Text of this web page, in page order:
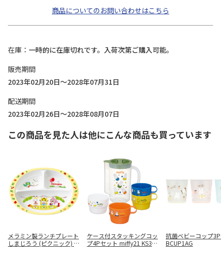
商品についてのお問い合わせはこちら
在庫
一時的に在庫切れです。入荷次第ご購入可能。
販売期間
2023年02月20日～2028年07月31日
配送期間
2023年02月26日～2028年08月07日
この商品を見た人は他にこんな商品も買っています
メラミン製ランチプレート
しまじろう (ピクニック) M
ケース付スタッキングコッ
プ4Pセット miffy21 KS32
抗菌ベビーコップ
BCUP1AG